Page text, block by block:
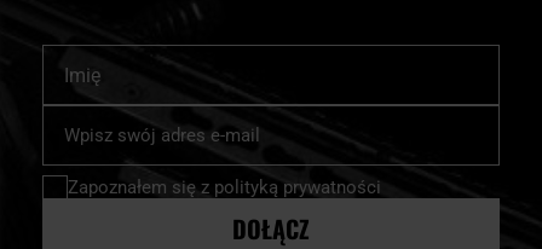
nasz
newsletter:
Zapoznałem się z polityką prywatności
DOŁĄCZ